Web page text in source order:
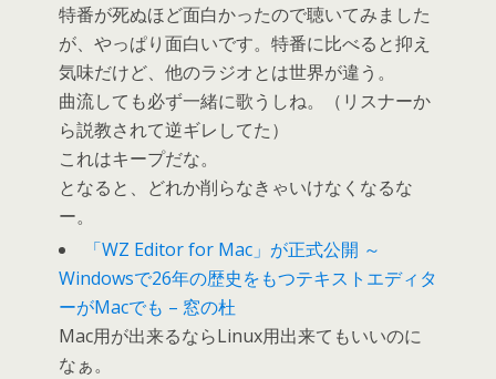
特番が死ぬほど面白かったので聴いてみました
が、やっぱり面白いです。特番に比べると抑え
気味だけど、他のラジオとは世界が違う。
曲流しても必ず一緒に歌うしね。（リスナーか
ら説教されて逆ギレしてた）
これはキープだな。
となると、どれか削らなきゃいけなくなるな
ー。
「WZ Editor for Mac」が正式公開 ～
Windowsで26年の歴史をもつテキストエディタ
ーがMacでも – 窓の杜
Mac用が出来るならLinux用出来てもいいのに
なぁ。